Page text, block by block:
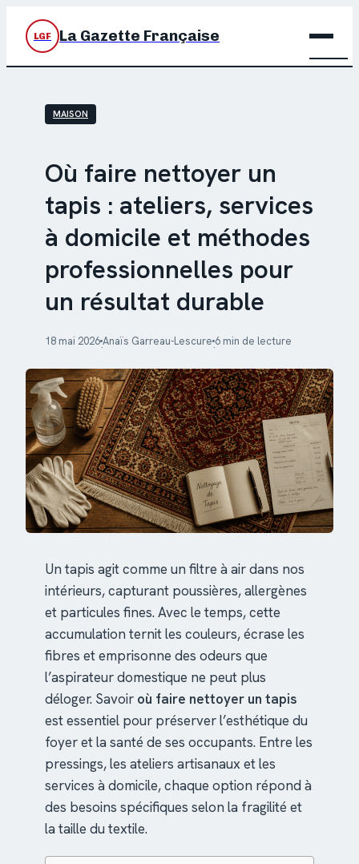
LGF La Gazette Française
MAISON
Où faire nettoyer un
tapis : ateliers, services
à domicile et méthodes
professionnelles pour
un résultat durable
18 mai 2026·Anaïs Garreau-Lescure·6 min de lecture
Un tapis agit comme un filtre à air dans nos
intérieurs, capturant poussières, allergènes
et particules fines. Avec le temps, cette
accumulation ternit les couleurs, écrase les
fibres et emprisonne des odeurs que
l’aspirateur domestique ne peut plus
déloger. Savoir où faire nettoyer un tapis
est essentiel pour préserver l’esthétique du
foyer et la santé de ses occupants. Entre les
pressings, les ateliers artisanaux et les
services à domicile, chaque option répond à
des besoins spécifiques selon la fragilité et
la taille du textile.